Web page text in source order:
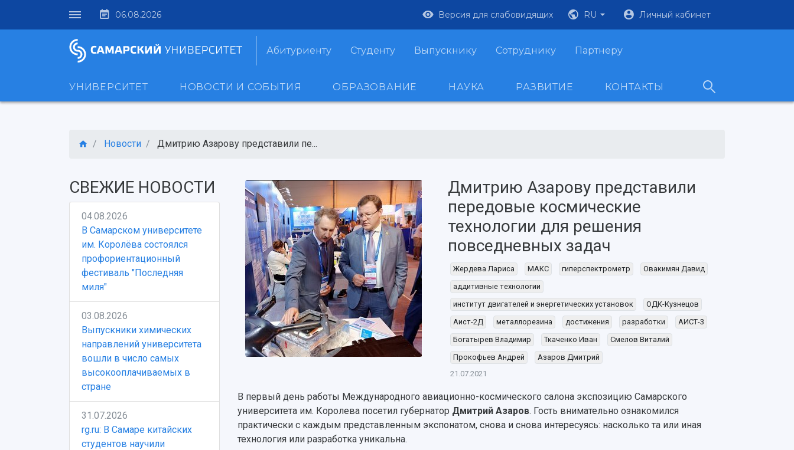
06.08.2026 Версия для слабовидящих RU Личный кабинет
Абитуриенту Студенту Выпускнику Сотруднику Партнеру
УНИВЕРСИТЕТ НОВОСТИ И СОБЫТИЯ ОБРАЗОВАНИЕ НАУКА РАЗВИТИЕ КОНТАКТЫ
Новости Дмитрию Азарову представили пе...
СВЕЖИЕ НОВОСТИ
04.08.2026
В Самарском университете
им. Королёва состоялся
профориентационный
фестиваль "Последняя
миля"
03.08.2026
Выпускники химических
направлений университета
вошли в число самых
высокооплачиваемых в
стране
31.07.2026
rg.ru: В Самаре китайских
студентов научили
Дмитрию Азарову представили
передовые космические
технологии для решения
повседневных задач
Жердева Лариса МАКС гиперспектрометр
Овакимян Давид
аддитивные технологии
институт двигателей и энергетических установок
ОДК-Кузнецов
Аист-2Д
металлорезина достижения разработки
АИСТ-3
Богатырев Владимир
Ткаченко Иван
Смелов Виталий
Прокофьев Андрей
Азаров Дмитрий
21.07.2021
В первый день работы Международного авиационно-космического салона экспозицию Самарского
университета им. Королева посетил губернатор Дмитрий Азаров. Гость внимательно ознакомился
практически с каждым представленным экспонатом, снова и снова интересуясь: насколько та или иная
технология или разработка уникальна.